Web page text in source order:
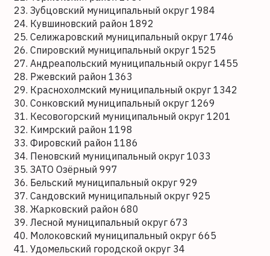
Зубцовский муниципальный округ 1984
Кувшиновский район 1892
Селижаровский муниципальный округ 1746
Спировский муниципальный округ 1525
Андреапольский муниципальный округ 1455
Ржевский район 1363
Краснохолмский муниципальный округ 1342
Сонковский муниципальный округ 1269
Кесовогорский муниципальный округ 1201
Кимрский район 1198
Фировский район 1186
Пеновский муниципальный округ 1033
ЗАТО Озёрный 997
Бельский муниципальный округ 929
Сандовский муниципальный округ 925
Жарковский район 680
Лесной муниципальный округ 673
Молоковский муниципальный округ 665
Удомельский городской округ 34